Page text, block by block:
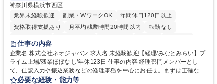
神奈川県横浜市西区
業界未経験歓迎
副業・WワークOK
年間休日120日以上
資格取得支援あり
月平均残業時間20時間以内
転勤なし
未経験者歓迎
完全週休2日制
交通費支給 駅近5分以内 土日祝休み
服装自由
寮・社宅あり
仕事の内容
企業名 株式会社ネオジャパン 求人名 未経験歓迎【経理/みなとみらい】プ
ライム上場/残業ほぼなし/年休123日 仕事の内容 経理部門メンバーとし
て、仕訳入力や振込業務などの経理事務を中心にお任せ。まずは正確な入
力・確認業務からスタートし、既存メンバーと一緒に業務を進めながら段
必要な経験・能力等